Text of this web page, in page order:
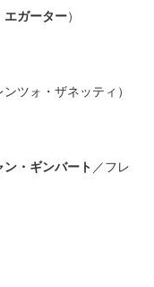
エガーター）
ンツォ・ザネッティ）
ン・ギンバート ／フレ